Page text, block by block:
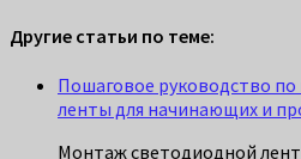
Другие статьи по теме:
Пошаговое руководство
ленты для начинающих и
Монтаж светодиодной